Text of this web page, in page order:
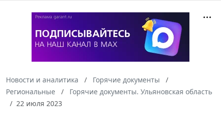
Новости и аналитика
Горячие документы
Региональные
Горячие документы. Ульяновская область
22 июля 2023